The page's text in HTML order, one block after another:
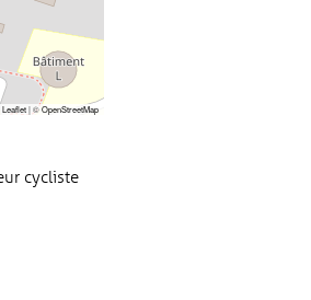
Leaflet|©OpenStreetMap
cycliste